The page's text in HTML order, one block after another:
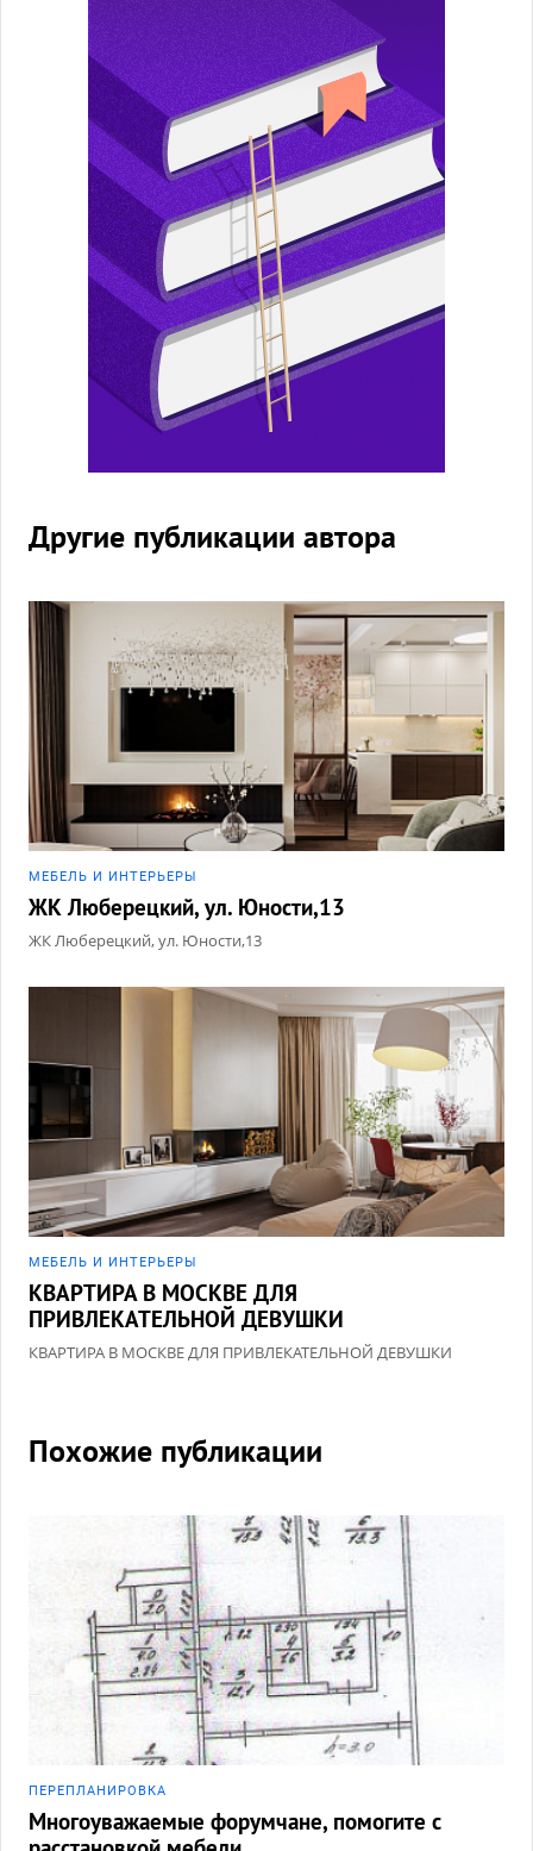
Другие публикации автора
МЕБЕЛЬ И ИНТЕРЬЕРЫ
ЖК Люберецкий, ул. Юности,13
ЖК Люберецкий, ул. Юности,13
МЕБЕЛЬ И ИНТЕРЬЕРЫ
КВАРТИРА В МОСКВЕ ДЛЯ
ПРИВЛЕКАТЕЛЬНОЙ ДЕВУШКИ
КВАРТИРА В МОСКВЕ ДЛЯ ПРИВЛЕКАТЕЛЬНОЙ ДЕВУШКИ
Похожие публикации
ПЕРЕПЛАНИРОВКА
Многоуважаемые форумчане, помогите с